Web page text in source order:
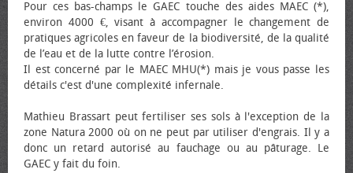
Pour ces bas-champs le GAEC touche des aides MAEC (*),
environ 4000 €, visant à accompagner le changement de
pratiques agricoles en faveur de la biodiversité, de la qualité
de l’eau et de la lutte contre l’érosion.
Il est concerné par le MAEC MHU(*) mais je vous passe les
détails c'est d'une complexité infernale.
Mathieu Brassart peut fertiliser ses sols à l'exception de la
zone Natura 2000 où on ne peut par utiliser d'engrais. Il y a
donc un retard autorisé au fauchage ou au pâturage. Le
GAEC y fait du foin.